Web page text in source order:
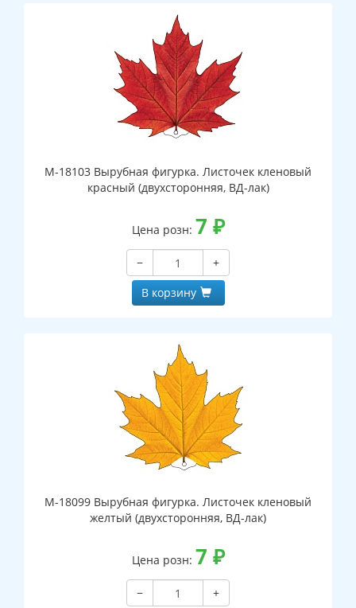
М-18103 Вырубная фигурка. Листочек кленовый
красный (двухсторонняя, ВД-лак)
Цена розн: 7 ₽
−
+
В корзину
М-18099 Вырубная фигурка. Листочек кленовый
желтый (двухсторонняя, ВД-лак)
Цена розн: 7 ₽
−
+